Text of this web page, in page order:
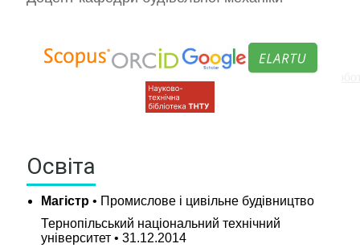
Обов'язкові дисципліни
Вибіркові дисципліни рекомендовані кафедрою та
Курсове проектування
Кваліфікаційні роботи
Академічна доброчесність
Бібліотека
Бланки
Дистанційне навчання
Освіта
Магістр • Промислове і цивільне будівництво
Тернопільський національний технічний
університет • 31.12.2014